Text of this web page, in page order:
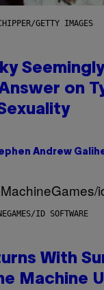
GETTY IMAGES
on
Andrew
ID SOFTWARE
With
Machine